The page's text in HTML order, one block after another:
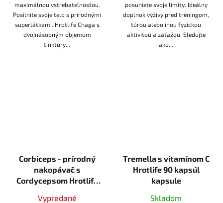
maximálnou vstrebateľnosťou.
Posilnite svoje telo s prírodnými
superlátkami. Hrotlife Chaga s
dvojnásobným objemom
tinktúry...
posuniete svoje limity. Ideálny
doplnok výživy pred tréningom,
túrou alebo inou fyzickou
aktivitou a záťažou. Sledujte
ako...
Corbiceps - prírodný
nakopávač s
Cordycepsom Hrotlife
Vypredané
Tremella s vitamínom C
Hrotlife 90 kapsúl
kapsule
Skladom